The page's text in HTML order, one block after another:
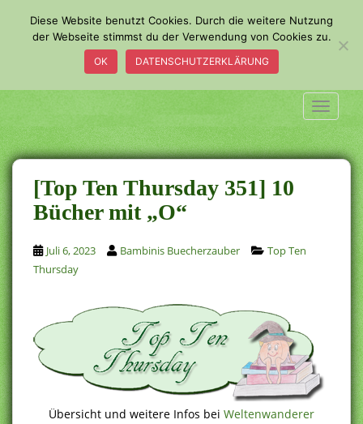
m
a
i
n
c
o
n
t
e
n
t
[Top Ten Thursday 351] 10
Bücher mit „O“
Juli 6, 2023 Bambinis Buecherzauber
Top Ten
Thursday
Übersicht und weitere Infos bei Weltenwanderer
Diese Website benutzt Cookies. Durch die weitere Nutzung
der Webseite stimmst du der Verwendung von Cookies zu.
OK DATENSCHUTZERKLÄRUNG